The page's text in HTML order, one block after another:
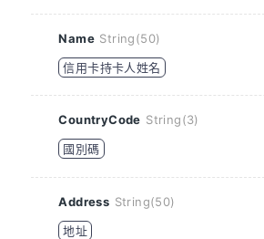
Name String(50)
信用卡持卡人姓名
CountryCode String(3)
國別碼
Address String(50)
地址